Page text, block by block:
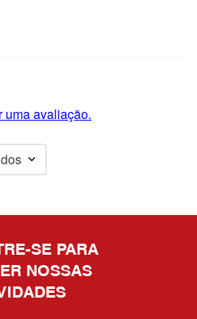
uma avaliação.
SE PARA
NOSSAS